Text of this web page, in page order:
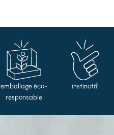
emballage éco-
responsable
instinctif